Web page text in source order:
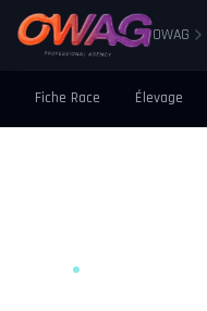
OWAG
Fiche Race Élevage